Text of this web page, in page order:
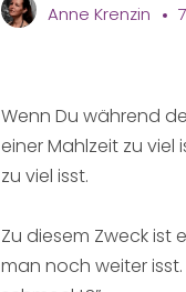
Anne Krenzin
Wenn Du während
einer Mahlzeit zu
zu viel isst.
Zu diesem Zweck ist
man noch weiter